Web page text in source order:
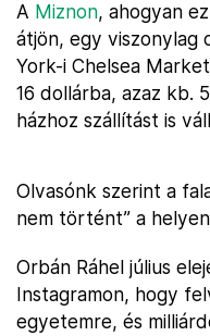
A Miznon, ahogyan
átjön, egy viszonylag
York-i Chelsea
16 dollárba, azaz kb.
házhoz szállítást is
Olvasónk szerint a
nem történt” a
Orbán Ráhel július
Instagramon, hogy
egyetemre, és